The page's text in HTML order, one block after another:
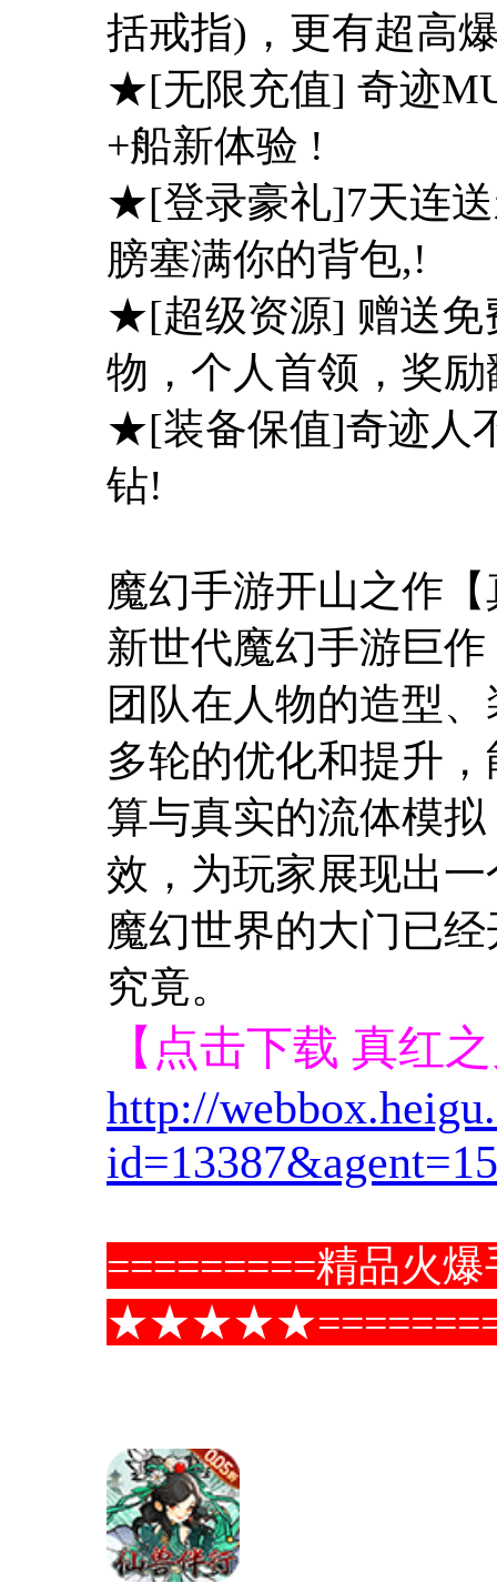
括戒指)，更有超高
★[无限充值] 奇迹
+船新体验 !
★[登录豪礼]7天连
膀塞满你的背包,!
★[超级资源] 赠送免
物，个人首领，奖
★[装备保值]奇迹人
钻!
魔幻手游开山之作
新世代魔幻手游巨
团队在人物的造型
多轮的优化和提升
算与真实的流体模
效，为玩家展现出
魔幻世界的大门已
究竟。
【点击下载 真红
http://
=========精品火